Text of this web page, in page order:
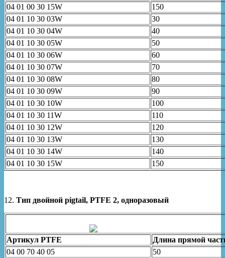
04 01 00 30 15W
150
04 01 10 30 03W
30
04 01 10 30 04W
40
04 01 10 30 05W
50
04 01 10 30 06W
60
04 01 10 30 07W
70
04 01 10 30 08W
80
04 01 10 30 09W
90
04 01 10 30 10W
100
04 01 10 30 11W
110
04 01 10 30 12W
120
04 01 10 30 13W
130
04 01 10 30 14W
140
04 01 10 30 15W
150
12. Тип двойной pigtail, PTFE 2, одноразовый
Артикул PTFE
Длина прямой
04 00 70 40 05
50